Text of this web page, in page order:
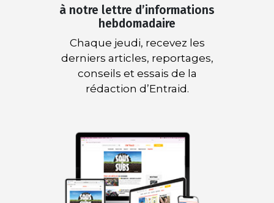
à notre lettre d’informations
hebdomadaire
Chaque jeudi, recevez les
derniers articles, reportages,
conseils et essais de la
rédaction d’Entraid.